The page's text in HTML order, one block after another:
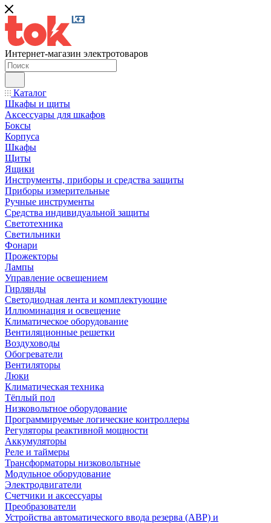
Интернет-магазин электротоваров
Каталог
Шкафы и щиты
Аксессуары для шкафов
Боксы
Корпуса
Шкафы
Щиты
Ящики
Инструменты, приборы и средства защиты
Приборы измерительные
Ручные инструменты
Средства индивидуальной защиты
Светотехника
Светильники
Фонари
Прожекторы
Лампы
Управление освещением
Гирлянды
Светодиодная лента и комплектующие
Иллюминация и освещение
Климатическое оборудование
Вентиляционные решетки
Воздуховоды
Обогреватели
Вентиляторы
Люки
Климатическая техника
Тёплый пол
Низковольтное оборудование
Программируемые логические контроллеры
Регуляторы реактивной мощности
Аккумуляторы
Реле и таймеры
Трансформаторы низковольтные
Модульное оборудование
Электродвигатели
Счетчики и аксессуары
Преобразователи
Устройства автоматического ввода резерва (АВР) и